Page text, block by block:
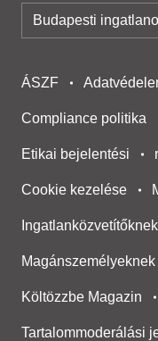
Budapesti
ÁSZF
Compliance politika
Etikai bejelentési
Cookie kezelése
Ingatlanközvetítőknek
Magánszemélyeknek
Költözzbe Magazin
Tartalommoderálási